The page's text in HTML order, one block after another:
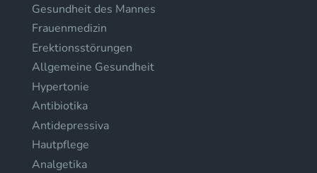
Gesundheit des Mannes
Frauenmedizin
Erektionsstörungen
Allgemeine Gesundheit
Hypertonie
Antibiotika
Antidepressiva
Hautpflege
Analgetika